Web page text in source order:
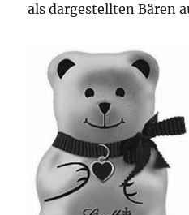
als dargestellten Bären